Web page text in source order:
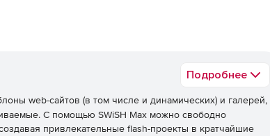
Подробнее
web-сайтов (в том числе и динамических) и галерей,
С помощью SWiSH Max можно свободно
привлекательные flash-проекты в кратчайшие